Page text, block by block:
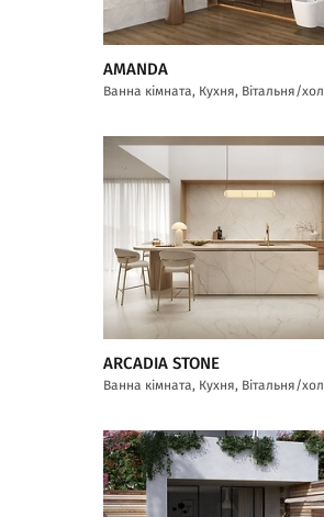
AMANDA
Ванна кімната, Кухня, Вітальня/хол
ARCADIA STONE
Ванна кімната, Кухня, Вітальня/хол